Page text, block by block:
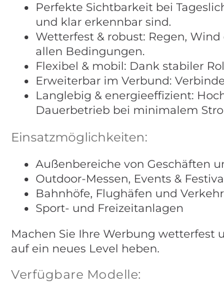
Perfekte Sichtbarkeit bei
und klar erkennbar sind.
Wetterfest & robust: Regen,
allen Bedingungen.
Flexibel & mobil: Dank stabiler
Erweiterbar im Verbund:
Langlebig & energieeffizient:
Dauerbetrieb bei minimalem
Einsatzmöglichkeiten:
Außenbereiche von Geschäften
Outdoor-Messen, Events &
Bahnhöfe, Flughäfen und
Sport- und Freizeitanlagen
Machen Sie Ihre Werbung wetterfest
auf ein neues Level heben.
Verfügbare Modelle: